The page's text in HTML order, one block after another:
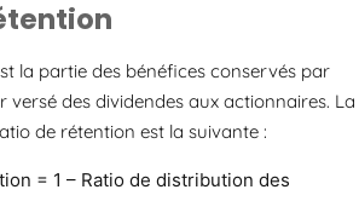
la partie des bénéfices conservés par
versé des dividendes aux actionnaires. La
de rétention est la suivante :
= 1 – Ratio de distribution des